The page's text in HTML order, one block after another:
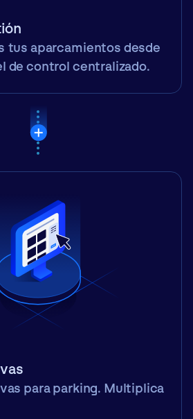
tus aparcamientos desde
de control centralizado.
para parking. Multiplica